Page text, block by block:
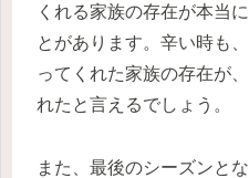
くれる家族の存在が本当
とがあります。辛い時も
ってくれた家族の存在が
れたと言えるでしょう。
また、最後のシーズンと